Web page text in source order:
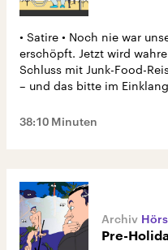
• Satire • Noch nie war
erschöpft. Jetzt wird
Schluss mit Junk-Food-
– und das bitte im
38:10 Minuten
Pre-